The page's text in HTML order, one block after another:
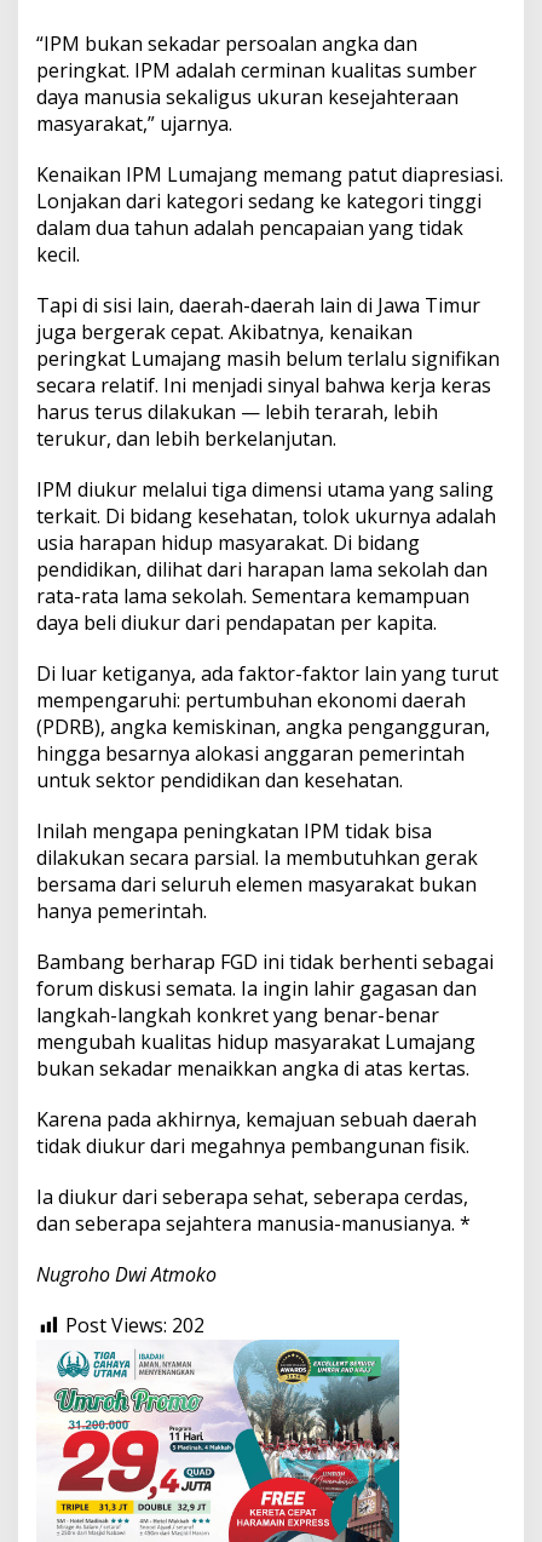
“IPM bukan sekadar persoalan angka dan
peringkat. IPM adalah cerminan kualitas sumber
daya manusia sekaligus ukuran kesejahteraan
masyarakat,” ujarnya.
Kenaikan IPM Lumajang memang patut diapresiasi.
Lonjakan dari kategori sedang ke kategori tinggi
dalam dua tahun adalah pencapaian yang tidak
kecil.
Tapi di sisi lain, daerah-daerah lain di Jawa Timur
juga bergerak cepat. Akibatnya, kenaikan
peringkat Lumajang masih belum terlalu signifikan
secara relatif. Ini menjadi sinyal bahwa kerja keras
harus terus dilakukan — lebih terarah, lebih
terukur, dan lebih berkelanjutan.
IPM diukur melalui tiga dimensi utama yang saling
terkait. Di bidang kesehatan, tolok ukurnya adalah
usia harapan hidup masyarakat. Di bidang
pendidikan, dilihat dari harapan lama sekolah dan
rata-rata lama sekolah. Sementara kemampuan
daya beli diukur dari pendapatan per kapita.
Di luar ketiganya, ada faktor-faktor lain yang turut
mempengaruhi: pertumbuhan ekonomi daerah
(PDRB), angka kemiskinan, angka pengangguran,
hingga besarnya alokasi anggaran pemerintah
untuk sektor pendidikan dan kesehatan.
Inilah mengapa peningkatan IPM tidak bisa
dilakukan secara parsial. Ia membutuhkan gerak
bersama dari seluruh elemen masyarakat bukan
hanya pemerintah.
Bambang berharap FGD ini tidak berhenti sebagai
forum diskusi semata. Ia ingin lahir gagasan dan
langkah-langkah konkret yang benar-benar
mengubah kualitas hidup masyarakat Lumajang
bukan sekadar menaikkan angka di atas kertas.
Karena pada akhirnya, kemajuan sebuah daerah
tidak diukur dari megahnya pembangunan fisik.
Ia diukur dari seberapa sehat, seberapa cerdas,
dan seberapa sejahtera manusia-manusianya. *
Nugroho Dwi Atmoko
Post Views: 202